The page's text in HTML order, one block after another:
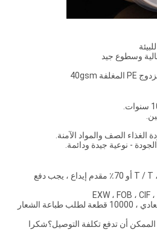
1) الدفع: بطاقة الائتمان ، T / T ، 50٪ أو 70٪ مقدم إيداع ، يجب دفع
3) موك: 3000 قطعة للطلب العادي ، 10000 قطعة لطلب طباعة الشعار
الممكن أن تدفع تكلفة التوصيل؟شكرا